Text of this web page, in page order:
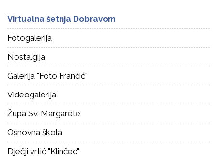
Virtualna šetnja Dobravom
Fotogalerija
Nostalgija
Galerija "Foto Frančić"
Videogalerija
Župa Sv. Margarete
Osnovna škola
Dječji vrtić "Klinčec"